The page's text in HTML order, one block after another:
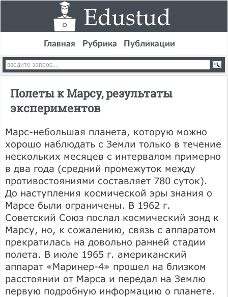
Главная Рубрика Публикации
Полеты к Марсу, результаты
экспериментов
Марс-небольшая планета, которую можно
хорошо наблюдать с Земли только в течение
нескольких месяцев с интервалом примерно
в два года (средний промежуток между
противостояниями составляет 780 суток).
До наступления космической эры знания о
Марсе были ограничены. В 1962 г.
Советский Союз послал космический зонд к
Марсу, но, к сожалению, связь с аппаратом
прекратилась на довольно ранней стадии
полета. В июле 1965 г. американский
аппарат «Маринер-4» прошел на близком
расстоянии от Марса и передал на Землю
первую подробную информацию о планете.